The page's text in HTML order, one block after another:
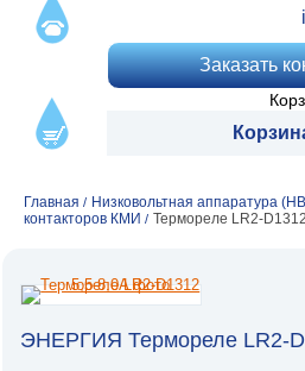
Заказать
Главная / Низковольтная аппаратура
контакторов КМИ / Термореле LR2-
ЭНЕРГИЯ Термореле LR2-